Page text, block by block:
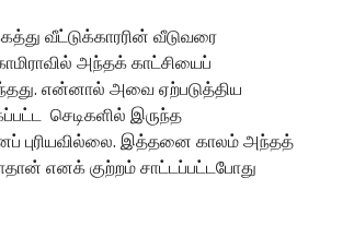
வீட்டுக்காரரின் வீடுவரை
அந்தக் காட்சியைப்
என்னால் அவை ஏற்படுத்திய
செடிகளில் இருந்த
புரியவில்லை. இத்தனை காலம் அந்தத்
எனக் குற்றம் சாட்டப்பட்டபோது